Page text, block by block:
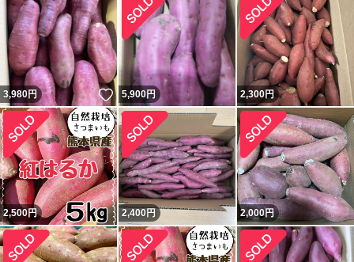
3,980円 いいね！
5,900円 2,300円
2,500円 2,400円 2,000円